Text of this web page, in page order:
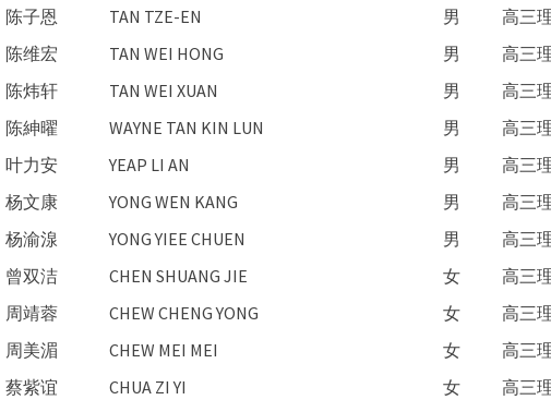
陈子恩 TAN TZE-EN 男
高三
陈维宏 TAN WEI HONG 男
高三
陈炜轩 TAN WEI XUAN 男
高三
陈紳曜 WAYNE TAN KIN LUN 男
高三
叶力安 YEAP LI AN 男
高三
杨文康 YONG WEN KANG 男
高三
杨渝湶 YONG YIEE CHUEN 男
高三
曾双洁 CHEN SHUANG JIE 女
高三
周靖蓉 CHEW CHENG YONG 女
高三
周美湄 CHEW MEI MEI 女
高三
蔡紫谊 CHUA ZI YI 女
高三